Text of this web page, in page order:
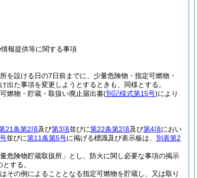
報提供等に関する事項
を設ける日の7日前までに、少量危険物・指定可燃物・
出た事項を変更しようとするときも、同様とする。
燃物・貯蔵・取扱い廃止届出書(別記様式第15号)により
21条第2項及び第3項並びに第22条第2項及び第4項におい
並びに第11条第5号に掲げる標識及び表示板は、 別表第2
危険物貯蔵取扱所」とし、防火に関し必要な事項の掲示
する。
その例によることとなる指定可燃物を貯蔵し、又は取り